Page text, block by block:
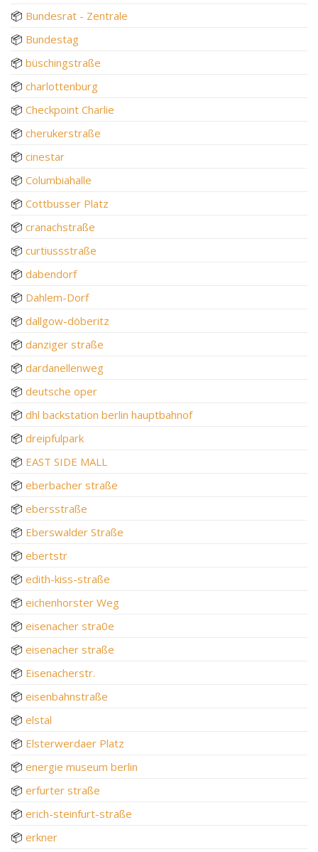
📦 Bundesrat - Zentrale
📦 Bundestag
📦 büschingstraße
📦 charlottenburg
📦 Checkpoint Charlie
📦 cherukerstraße
📦 cinestar
📦 Columbiahalle
📦 Cottbusser Platz
📦 cranachstraße
📦 curtiussstraße
📦 dabendorf
📦 Dahlem-Dorf
📦 dallgow-döberitz
📦 danziger straße
📦 dardanellenweg
📦 deutsche oper
📦 dhl backstation berlin hauptbahnof
📦 dreipfulpark
📦 EAST SIDE MALL
📦 eberbacher straße
📦 ebersstraße
📦 Eberswalder Straße
📦 ebertstr
📦 edith-kiss-straße
📦 eichenhorster Weg
📦 eisenacher stra0e
📦 eisenacher straße
📦 Eisenacherstr.
📦 eisenbahnstraße
📦 elstal
📦 Elsterwerdaer Platz
📦 energie museum berlin
📦 erfurter straße
📦 erich-steinfurt-straße
📦 erkner